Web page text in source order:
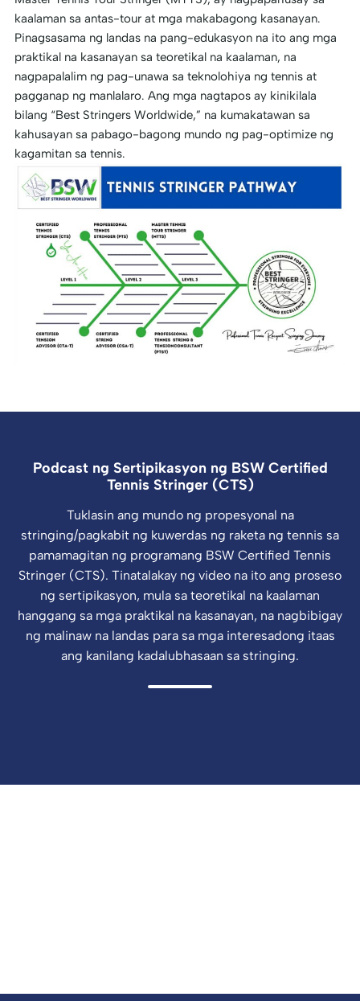
kaalaman sa antas-tour at mga makabagong kasanayan.
Pinagsasama ng landas na pang-edukasyon na ito ang mga
praktikal na kasanayan sa teoretikal na kaalaman, na
nagpapalalim ng pag-unawa sa teknolohiya ng tennis at
pagganap ng manlalaro. Ang mga nagtapos ay kinikilala
bilang “Best Stringers Worldwide,” na kumakatawan sa
kahusayan sa pabago-bagong mundo ng pag-optimize ng
kagamitan sa tennis.
Podcast ng Sertipikasyon ng BSW Certified
Tennis Stringer (CTS)
Tuklasin ang mundo ng propesyonal na
stringing/pagkabit ng kuwerdas ng raketa ng tennis sa
pamamagitan ng programang BSW Certified Tennis
Stringer (CTS). Tinatalakay ng video na ito ang proseso
ng sertipikasyon, mula sa teoretikal na kaalaman
hanggang sa mga praktikal na kasanayan, na nagbibigay
ng malinaw na landas para sa mga interesadong itaas
ang kanilang kadalubhasaan sa stringing.